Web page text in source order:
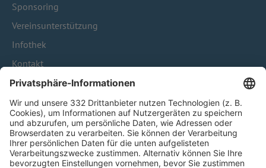
Sponsoring
Vereinsunterstützung
Infothek
Kontakt
HÄUFIG BESUCHTE SEITEN
Pässe und Vereinswechsel
Trainerausbildung
Schulungsangebot Vereinsmitarbeiter